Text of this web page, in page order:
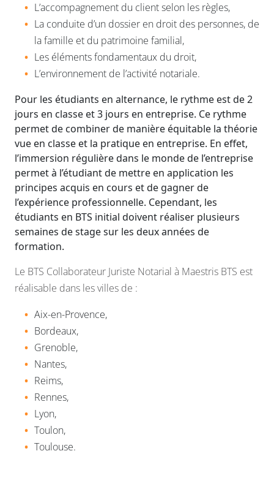
L’accompagnement du client selon les règles,
La conduite d’un dossier en droit des personnes, de
la famille et du patrimoine familial,
Les éléments fondamentaux du droit,
L’environnement de l’activité notariale.
Pour les étudiants en alternance, le rythme est de 2
jours en classe et 3 jours en entreprise. Ce rythme
permet de combiner de manière équitable la théorie
vue en classe et la pratique en entreprise. En effet,
l’immersion régulière dans le monde de l’entreprise
permet à l’étudiant de mettre en application les
principes acquis en cours et de gagner de
l’expérience professionnelle. Cependant, les
étudiants en BTS initial doivent réaliser plusieurs
semaines de stage sur les deux années de
formation.
Le BTS Collaborateur Juriste Notarial à Maestris BTS est
réalisable dans les villes de :
Aix-en-Provence,
Bordeaux,
Grenoble,
Nantes,
Reims,
Rennes,
Lyon,
Toulon,
Toulouse.